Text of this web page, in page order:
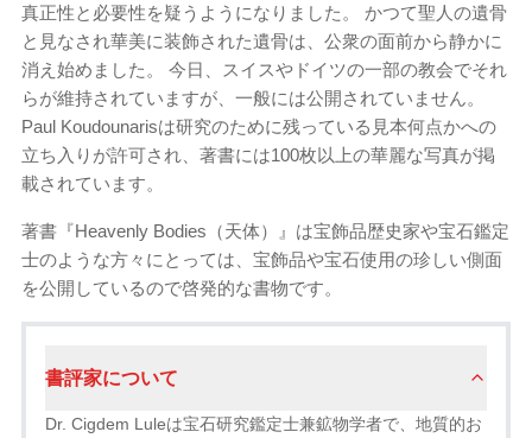
真正性と必要性を疑うようになりました。 かつて聖人の遺骨
と見なされ華美に装飾された遺骨は、公衆の面前から静かに
消え始めました。 今日、スイスやドイツの一部の教会でそれ
らが維持されていますが、一般には公開されていません。
Paul Koudounarisは研究のために残っている見本何点かへの
立ち入りが許可され、著書には100枚以上の華麗な写真が掲
載されています。
著書『Heavenly Bodies（天体）』は宝飾品歴史家や宝石鑑定
士のような方々にとっては、宝飾品や宝石使用の珍しい側面
を公開しているので啓発的な書物です。
書評家について
Dr. Cigdem Luleは宝石研究鑑定士兼鉱物学者で、地質的お